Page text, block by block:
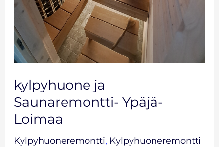
kylpyhuone ja
Saunaremontti- Ypäjä-
Loimaa
Kylpyhuoneremontti, Kylpyhuoneremontti